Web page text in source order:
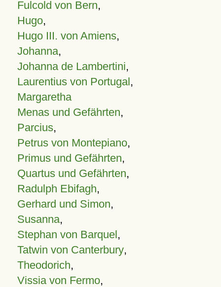
Fulcold von Bern,
Hugo,
Hugo III. von Amiens,
Johanna,
Johanna de Lambertini,
Laurentius von Portugal,
Margaretha
Menas und Gefährten,
Parcius,
Petrus von Montepiano,
Primus und Gefährten,
Quartus und Gefährten,
Radulph Ebifagh,
Gerhard und Simon,
Susanna,
Stephan von Barquel,
Tatwin von Canterbury,
Theodorich,
Vissia von Fermo,